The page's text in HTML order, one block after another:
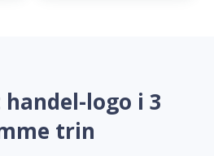
handel-logo i 3
trin